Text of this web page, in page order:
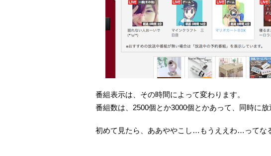
番組表示は、その時間によって変わります。
番組数は、2500個とか3000個とかあって、同時に放
初めて見たら、ああややこし…もうええわ…ってな